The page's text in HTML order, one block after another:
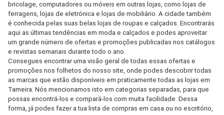
bricolage, computadores ou móveis em outras lojas, como lojas de
ferragens, lojas de eletrónica e lojas de mobiliário. A cidade também
é conhecida pelas suas belas lojas de roupas e calçados. Encontrarás
aqui as últimas tendências em moda e calçados e podes aproveitar
um grande número de ofertas e promoções publicadas nos catálogos
e revistas semanais durante todo o ano.
Consegues encontrar uma visão geral de todas essas ofertas e
promoções nos folhetos do nosso site, onde podes descobrir todas
as marcas que estão disponíveis em praticamente todas as lojas em
Tameira. Nós mencionamos isto em categorias separadas, para que
possas encontrá-los e compará-los com muita facilidade. Dessa
forma, já podes fazer a tua lista de compras em casa ou no escritório,